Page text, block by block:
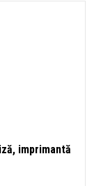
imprimantă